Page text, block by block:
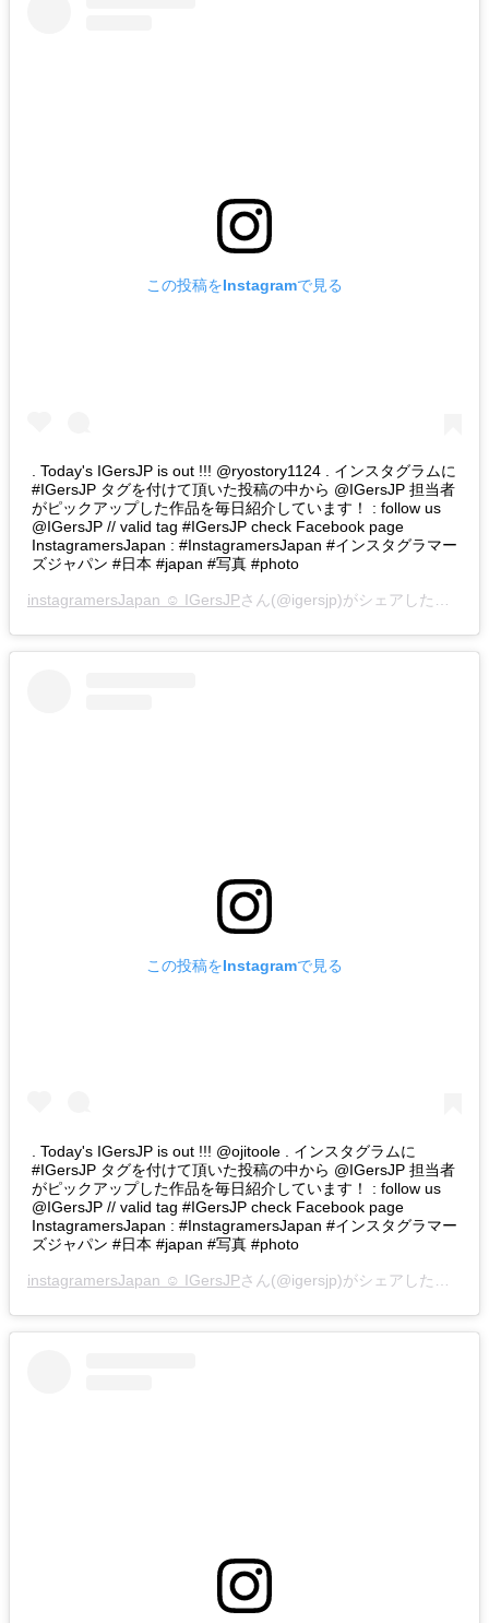
この投稿をInstagramで見る
. Today's IGersJP is out !!! @ryostory1124 . インスタグラムに
#IGersJP タグを付けて頂いた投稿の中から @IGersJP 担当者
がピックアップした作品を毎日紹介しています！ : follow us
@IGersJP // valid tag #IGersJP check Facebook page
InstagramersJapan : #InstagramersJapan #インスタグラマー
ズジャパン #日本 #japan #写真 #photo
instagramersJapan ☺︎ IGersJPさん(@igersjp)がシェアした投稿 –
この投稿をInstagramで見る
. Today's IGersJP is out !!! @ojitoole . インスタグラムに
#IGersJP タグを付けて頂いた投稿の中から @IGersJP 担当者
がピックアップした作品を毎日紹介しています！ : follow us
@IGersJP // valid tag #IGersJP check Facebook page
InstagramersJapan : #InstagramersJapan #インスタグラマー
ズジャパン #日本 #japan #写真 #photo
instagramersJapan ☺︎ IGersJPさん(@igersjp)がシェアした投稿 –